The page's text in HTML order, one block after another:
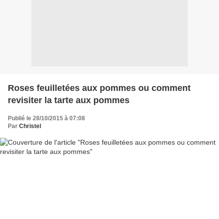
Roses feuilletées aux pommes ou comment
revisiter la tarte aux pommes
Publié le 28/10/2015 à 07:08
Par Christel